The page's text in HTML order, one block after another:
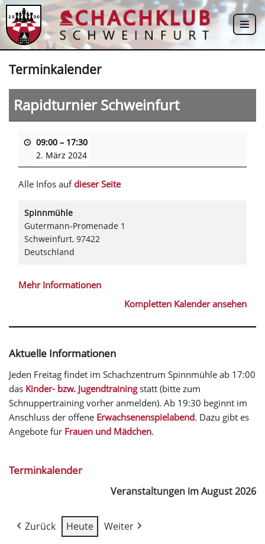
Zum
Inhalt
Terminkalender
Rapidturnier Schweinfurt
09:00 – 17:30
2. März 2024
Alle Infos aufdieser Seite
Spinnmühle
Gutermann-Promenade 1
Schweinfurt, 97422
Deutschland
Mehr Informationen
Kompletten Kalender ansehen
Aktuelle Informationen
Jeden Freitag findet im Schachzentrum Spinnmühle ab 17:00
das Kinder- bzw. Jugendtrainingstatt (bitte zum
Schnuppertraining vorher anmelden). Ab 19:30 beginnt im
Anschluss der offene Erwachsenenspielabend. Dazu gibt es
Angebote für Frauen und Mädchen.
Terminkalender
Veranstaltungen im August 2026
Zurück Heute
Weiter